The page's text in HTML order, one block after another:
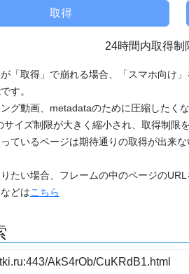
24時間内取得制
「取得」で崩れる場合、「スマホ向け」
す。
グ動画、metadataのために圧縮したく
サイズ制限が大きく縮小され、取得制限
ているページは期待通りの取得が出来
たい場合、フレームの中のページの
どはこちら